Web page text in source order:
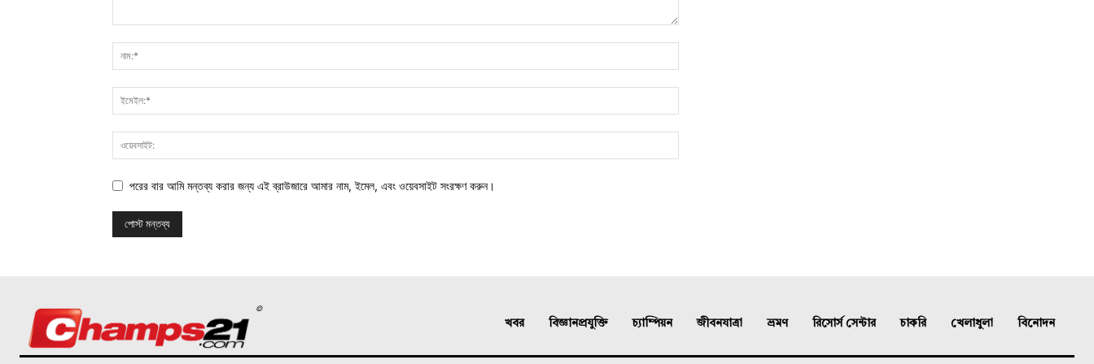
পরের বার আমি মন্তব্য করার জন্য এই ব্রাউজারে আমার নাম, ইমেল, এবং ওয়েবসাইট সংরক্ষণ করুন।
©
খবর বিজ্ঞানপ্রযুক্তি চ্যাম্পিয়ন জীবনযাত্রা ভ্রমণ রিসোর্স সেন্টার চাকরি খেলাধুলা বিনোদন